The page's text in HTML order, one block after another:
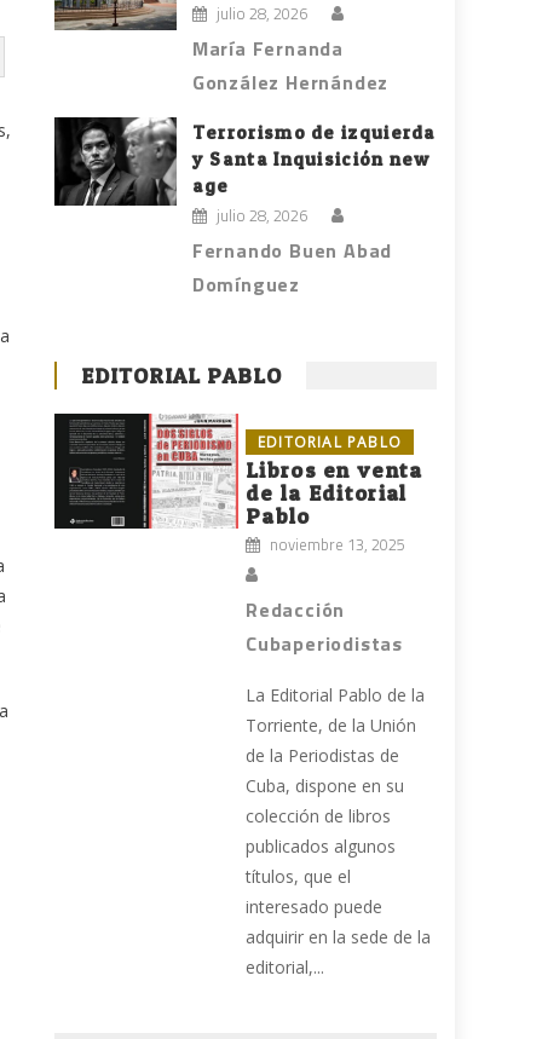
julio 28, 2026
María Fernanda
González Hernández
Terrorismo de izquierda
y Santa Inquisición new
age
julio 28, 2026
Fernando Buen Abad
Domínguez
EDITORIAL PABLO
EDITORIAL PABLO
Libros en venta
de la Editorial
Pablo
noviembre 13, 2025
Redacción
Cubaperiodistas
La Editorial Pablo de la
Torriente, de la Unión
de la Periodistas de
Cuba, dispone en su
colección de libros
publicados algunos
títulos, que el
interesado puede
adquirir en la sede de la
editorial,...